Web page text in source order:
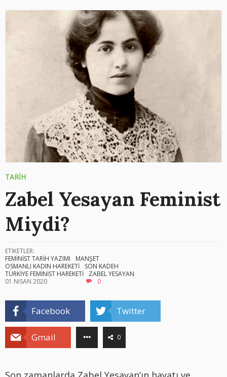
TARİH
Zabel Yesayan Feminist
Miydi?
ETİKETLER:
FEMİNİST TARİH YAZIMI
MANŞET
OSMANLI KADIN HAREKETİ
SON KADEH
TÜRKİYE FEMİNİST HAREKETİ
ZABEL YESAYAN
01 NISAN 2020
0
Facebook Twitter
Gmail 0